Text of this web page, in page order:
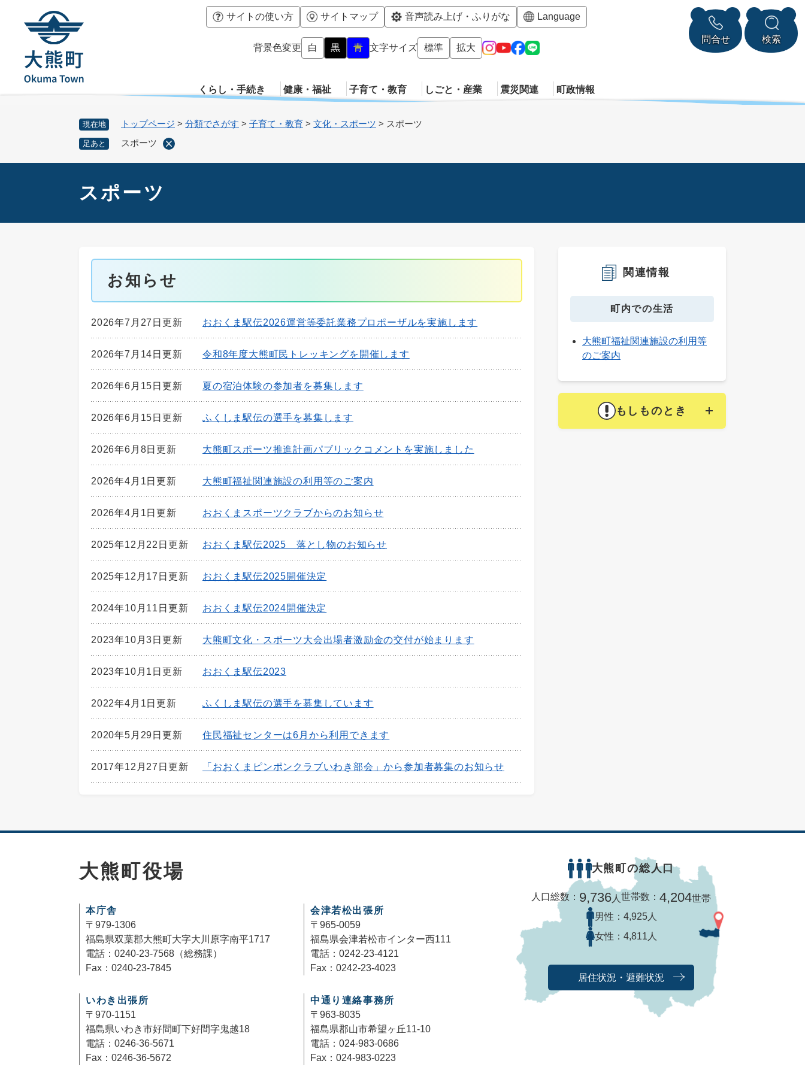
メニューを飛ばして本文へ
サイトの使い方 サイトマップ 音声読み上げ・ふりがな Language
背景色変更 白 黒 青 文字サイズ 標準 拡大
問合せ 検索
くらし・手続き 健康・福祉 子育て・教育 しごと・産業 震災関連 町政情報
現在地 トップページ > 分類でさがす > 子育て・教育 > 文化・スポーツ > スポーツ
足あと スポーツ
スポーツ
お知らせ
2026年7月27日更新 おおくま駅伝2026運営等委託業務プロポーザルを実施します
2026年7月14日更新 令和8年度大熊町民トレッキングを開催します
2026年6月15日更新 夏の宿泊体験の参加者を募集します
2026年6月15日更新 ふくしま駅伝の選手を募集します
2026年6月8日更新 大熊町スポーツ推進計画パブリックコメントを実施しました
2026年4月1日更新 大熊町福祉関連施設の利用等のご案内
2026年4月1日更新 おおくまスポーツクラブからのお知らせ
2025年12月22日更新 おおくま駅伝2025 落とし物のお知らせ
2025年12月17日更新 おおくま駅伝2025開催決定
2024年10月11日更新 おおくま駅伝2024開催決定
2023年10月3日更新 大熊町文化・スポーツ大会出場者激励金の交付が始まります
2023年10月1日更新 おおくま駅伝2023
2022年4月1日更新 ふくしま駅伝の選手を募集しています
2020年5月29日更新 住民福祉センターは6月から利用できます
2017年12月27日更新 「おおくまピンポンクラブいわき部会」から参加者募集のお知らせ
関連情報
町内での生活
大熊町福祉関連施設の利用等
のご案内
もしものとき
大熊町役場
本庁舎
〒979-1306
福島県双葉郡大熊町大字大川原字南平1717
電話：0240-23-7568（総務課）
Fax：0240-23-7845
会津若松出張所
〒965-0059
福島県会津若松市インター西111
電話：0242-23-4121
Fax：0242-23-4023
いわき出張所
〒970-1151
福島県いわき市好間町下好間字鬼越18
電話：0246-36-5671
Fax：0246-36-5672
中通り連絡事務所
〒963-8035
福島県郡山市希望ヶ丘11-10
電話：024-983-0686
Fax：024-983-0223
大熊町の総人口
人口総数： 9,736 人 世帯数： 4,204世帯
男性： 4,925人
女性： 4,811人
居住状況・避難状況